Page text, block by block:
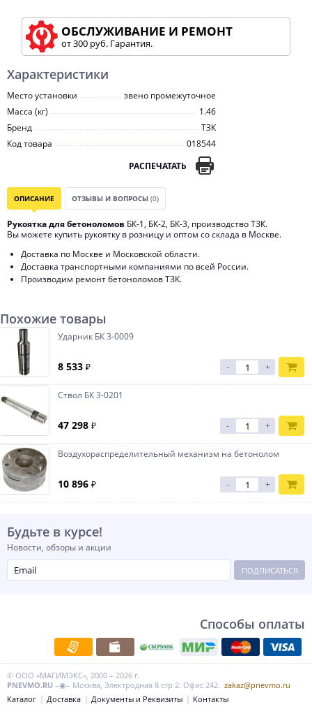
Характеристики
Место установки
звено промежуточное
Масса (кг)
1.46
Бренд
ТЗК
Код товара
018544
РАСПЕЧАТАТЬ
ОБСЛУЖИВАНИЕ И РЕМОНТ
от 300 руб. Гарантия.
ОПИСАНИЕ ОТЗЫВЫ И ВОПРОСЫ (0)
Рукоятка для бетоноломов БК-1, БК-2, БК-3, производство ТЗК.
Вы можете купить рукоятку в розницу и оптом со склада в Москве.
Доставка по Москве и Московской области.
Доставка транспортными компаниями по всей России.
Производим ремонт бетоноломов ТЗК.
Похожие товары
Ударник БК 3-0009
8 533 ₽ - +
Ствол БК 3-0201
47 298 ₽ - +
Воздухораспределительный механизм на бетонолом
10 896 ₽ - +
Будьте в курсе!
Новости, обзоры и акции
ПОДПИСАТЬСЯ
Способы оплаты
© ООО «МАГИМЭКС», 2000 – 2026 г.
PNEVMO.RU –◉– Москва, Электродная 8 стр 2. Офис 242. zakaz@pnevmo.ru
Каталог
Доставка Документы и Реквизиты Контакты